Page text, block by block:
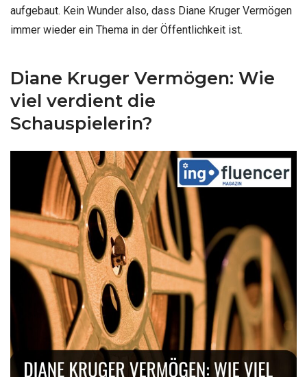
aufgebaut. Kein Wunder also, dass Diane Kruger Vermögen
immer wieder ein Thema in der Öffentlichkeit ist.
Diane Kruger Vermögen: Wie
viel verdient die
Schauspielerin?